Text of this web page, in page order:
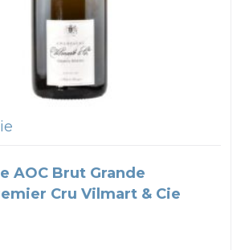
AOC Brut Grande
Cru Vilmart & Cie